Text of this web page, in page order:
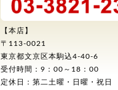
【本店】
〒113-0021
東京都文京区本駒込4-40-6
受付時間：9：00～18：00
定休日：第二土曜・日曜・祝日